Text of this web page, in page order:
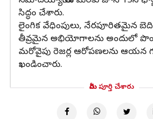
సిద్ధం చేశారు.
లైంగిక వేధింపులు, నేరపూరితమైన
తీవ్రమైన అభియోగాలను అందులో
మరోవైపు రెజర్ల ఆరోపణలను ఆయన
ఖండించారు.
మీరు పూర్తి చేశారు